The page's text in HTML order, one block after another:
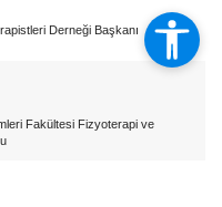
Derneği Başkanı
Fakültesi Fizyoterapi ve